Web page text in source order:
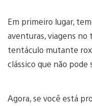
Em primeiro lugar,
aventuras, viagens
tentáculo mutante
clássico que não pode
Agora, se você está